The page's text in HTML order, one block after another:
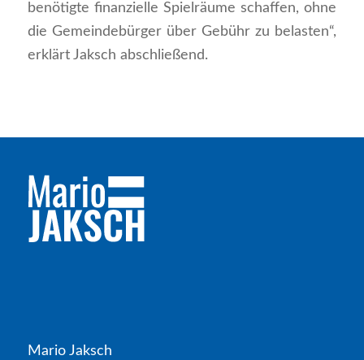
benötigte finanzielle Spielräume schaffen, ohne
die Gemeindebürger über Gebühr zu belasten“,
erklärt Jaksch abschließend.
Mario Jaksch